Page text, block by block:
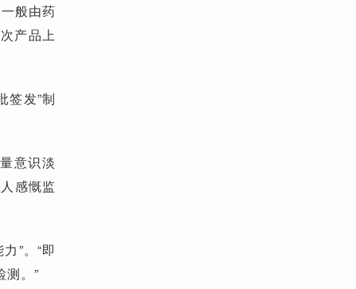
般由药
产品上
签发”制
意识淡
感慨监
”。“即
测。”